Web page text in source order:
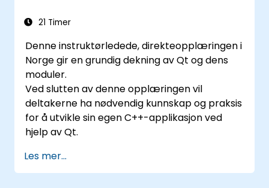
21 Timer
Denne instruktørledede, direkteopplæringen i
Norge gir en grundig dekning av Qt og dens
moduler.
Ved slutten av denne opplæringen vil
deltakerne ha nødvendig kunnskap og praksis
for å utvikle sin egen C++-applikasjon ved
hjelp av Qt.
Les mer...